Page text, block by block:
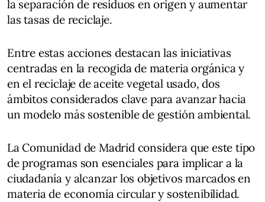
la separación de residuos en origen y aumentar
las tasas de reciclaje.
Entre estas acciones destacan las iniciativas
centradas en la recogida de materia orgánica y
en el reciclaje de aceite vegetal usado, dos
ámbitos considerados clave para avanzar hacia
un modelo más sostenible de gestión ambiental.
La Comunidad de Madrid considera que este tipo
de programas son esenciales para implicar a la
ciudadanía y alcanzar los objetivos marcados en
materia de economía circular y sostenibilidad.